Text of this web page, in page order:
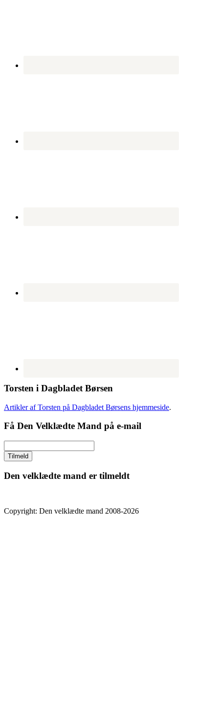
Torsten i Dagbladet Børsen
Artikler af Torsten på Dagbladet Børsens hjemmeside.
Få Den Velklædte Mand på e-mail
Den velklædte mand er tilmeldt
Copyright: Den velklædte mand 2008-2026